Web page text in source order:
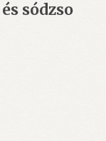
sódzso